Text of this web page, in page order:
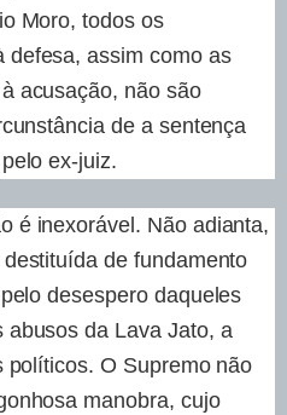
Moro, todos os
defesa, assim como as
acusação, não são
de a sentença
ex-juiz.
é inexorável. Não adianta,
de fundamento
desespero daqueles
abusos da Lava Jato, a
políticos. O Supremo não
manobra, cujo